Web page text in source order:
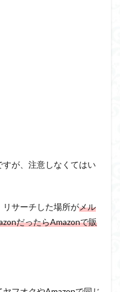
が、注意しなくてはい
サーチした場所がメル
だったらAmazonで販